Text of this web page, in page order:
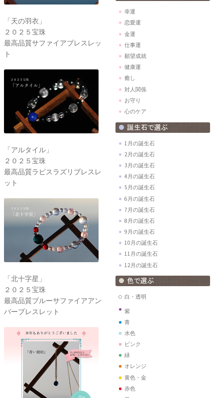
「天の羽衣」
２０２５宝珠
最高品質サファイアブレスレッ
ト
「アルタイル」
２０２５宝珠
最高品質ラピスラズリブレスレ
ット
「北十字星」
２０２５宝珠
最高品質ブルーサファイアアン
バーブレスレット
幸運
恋愛運
金運
仕事運
願望成就
健康運
癒し
対人関係
お守り
心のケア
1月の誕生石
2月の誕生石
3月の誕生石
4月の誕生石
5月の誕生石
6月の誕生石
7月の誕生石
8月の誕生石
9月の誕生石
10月の誕生石
11月の誕生石
12月の誕生石
白・透明
紫
青
水色
ピンク
緑
オレンジ
黄色・金
赤色